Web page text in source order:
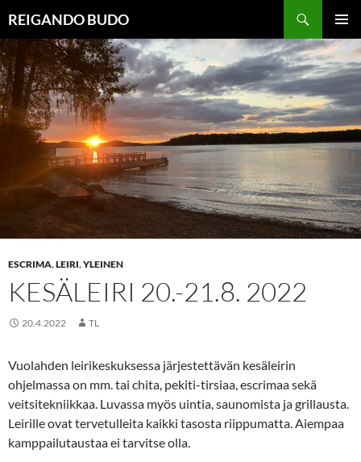
sisältöön
REIGANDO BUDO
ESCRIMA,LEIRI,YLEINEN
KESÄLEIRI 20.-21.8. 2022
20.4.2022 TL
Vuolahden leirikeskuksessa järjestettävän kesäleirin
ohjelmassa on mm. tai chita, pekiti-tirsiaa, escrimaa sekä
veitsitekniikkaa. Luvassa myös uintia, saunomista ja grillausta.
Leirille ovat tervetulleita kaikki tasosta riippumatta. Aiempaa
kamppailutaustaa ei tarvitse olla.